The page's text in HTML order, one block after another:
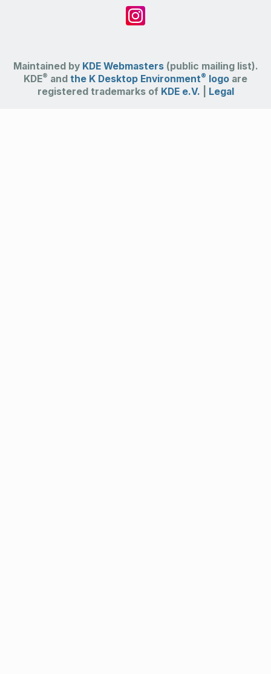
Maintained by KDE Webmasters(public mailing list).
KDE® and the K Desktop Environment® logo are
registered trademarks of KDE e.V. Legal